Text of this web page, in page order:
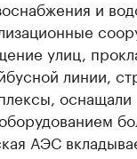
и
улиц,
линии,
оснащали
АЭС